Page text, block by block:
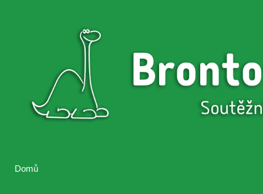
Brontosaurus
Brontosaurus
Domů